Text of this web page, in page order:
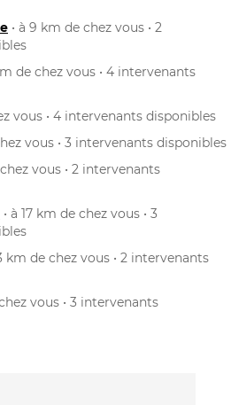
• à 9 km de chez vous • 2
de chez vous • 4 intervenants
vous • 4 intervenants disponibles
vous • 3 intervenants disponibles
chez vous • 2 intervenants
• à 17 km de chez vous • 3
km de chez vous • 2 intervenants
vous • 3 intervenants